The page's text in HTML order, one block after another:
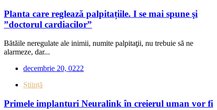
Planta care reglează palpitațiile. I se mai spune şi
”doctorul cardiacilor”
Bătăile neregulate ale inimii, numite palpitaţii, nu trebuie să ne
alarmeze, dar...
decembrie 20, 0222
Știință
Primele implanturi Neuralink în creierul uman vor fi